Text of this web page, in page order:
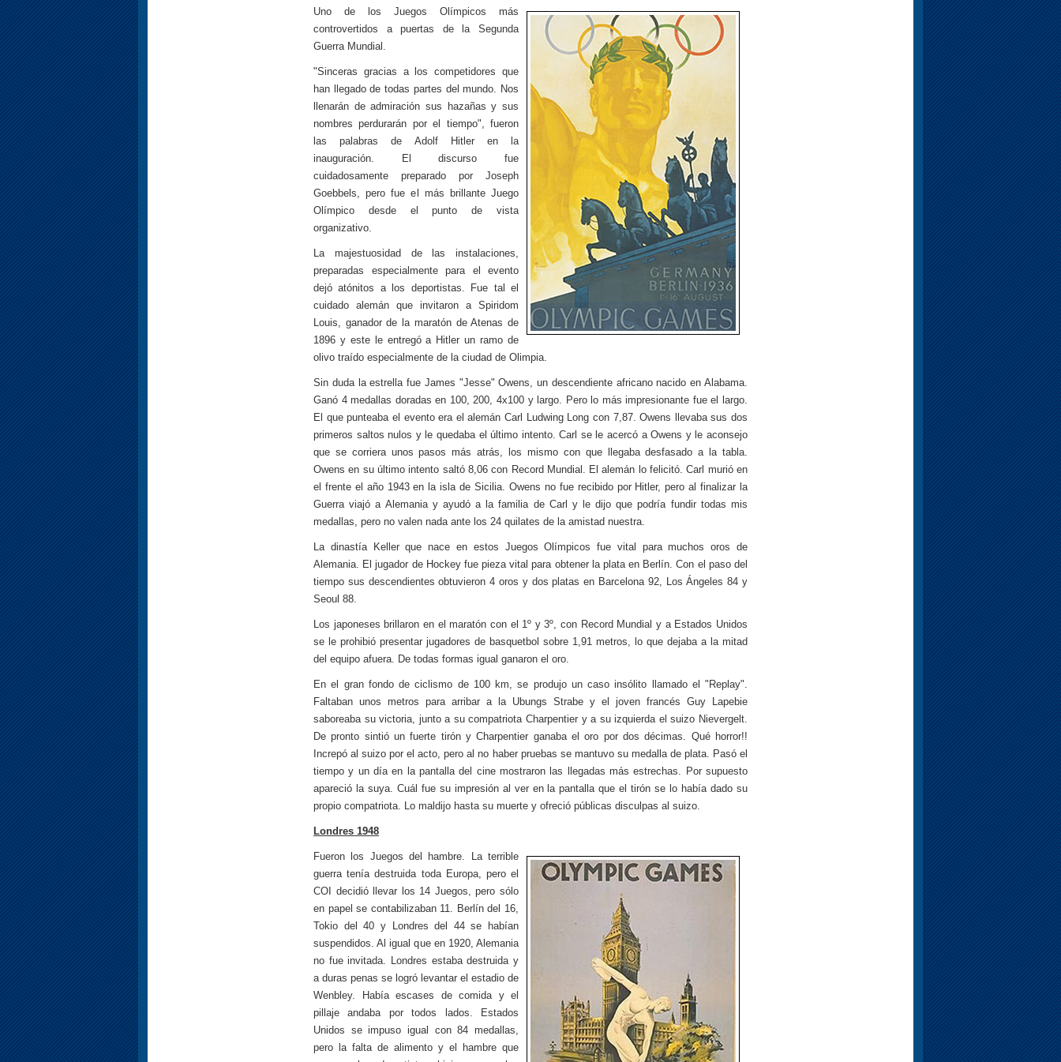
Uno de los Juegos Olímpicos más
controvertidos a puertas de la Segunda
Guerra Mundial.
"Sinceras gracias a los competidores que
han llegado de todas partes del mundo. Nos
llenarán de admiración sus hazañas y sus
nombres perdurarán por el tiempo", fueron
las palabras de Adolf Hitler en la
inauguración. El discurso fue
cuidadosamente preparado por Joseph
Goebbels, pero fue el más brillante Juego
Olímpico desde el punto de vista
organizativo.
La majestuosidad de las instalaciones,
preparadas especialmente para el evento
dejó atónitos a los deportistas. Fue tal el
cuidado alemán que invitaron a Spiridom
Louis, ganador de la maratón de Atenas de
1896 y este le entregó a Hitler un ramo de
olivo traído especialmente de la ciudad de Olimpia.
Sin duda la estrella fue James "Jesse" Owens, un descendiente africano nacido en Alabama.
Ganó 4 medallas doradas en 100, 200, 4x100 y largo. Pero lo más impresionante fue el largo.
El que punteaba el evento era el alemán Carl Ludwing Long con 7,87. Owens llevaba sus dos
primeros saltos nulos y le quedaba el último intento. Carl se le acercó a Owens y le aconsejo
que se corriera unos pasos más atrás, los mismo con que llegaba desfasado a la tabla.
Owens en su último intento saltó 8,06 con Record Mundial. El alemán lo felicitó. Carl murió en
el frente el año 1943 en la isla de Sicilia. Owens no fue recibido por Hitler, pero al finalizar la
Guerra viajó a Alemania y ayudó a la familia de Carl y le dijo que podría fundir todas mis
medallas, pero no valen nada ante los 24 quilates de la amistad nuestra.
La dinastía Keller que nace en estos Juegos Olímpicos fue vital para muchos oros de
Alemania. El jugador de Hockey fue pieza vital para obtener la plata en Berlín. Con el paso del
tiempo sus descendientes obtuvieron 4 oros y dos platas en Barcelona 92, Los Ángeles 84 y
Seoul 88.
Los japoneses brillaron en el maratón con el 1º y 3º, con Record Mundial y a Estados Unidos
se le prohibió presentar jugadores de basquetbol sobre 1,91 metros, lo que dejaba a la mitad
del equipo afuera. De todas formas igual ganaron el oro.
En el gran fondo de ciclismo de 100 km, se produjo un caso insólito llamado el "Replay".
Faltaban unos metros para arribar a la Ubungs Strabe y el joven francés Guy Lapebie
saboreaba su victoria, junto a su compatriota Charpentier y a su izquierda el suizo Nievergelt.
De pronto sintió un fuerte tirón y Charpentier ganaba el oro por dos décimas. Qué horror!!
Increpó al suizo por el acto, pero al no haber pruebas se mantuvo su medalla de plata. Pasó el
tiempo y un día en la pantalla del cine mostraron las llegadas más estrechas. Por supuesto
apareció la suya. Cuál fue su impresión al ver en la pantalla que el tirón se lo había dado su
propio compatriota. Lo maldijo hasta su muerte y ofreció públicas disculpas al suizo.
Londres 1948
Fueron los Juegos del hambre. La terrible
guerra tenía destruida toda Europa, pero el
COI decidió llevar los 14 Juegos, pero sólo
en papel se contabilizaban 11. Berlín del 16,
Tokio del 40 y Londres del 44 se habían
suspendidos. Al igual que en 1920, Alemania
no fue invitada. Londres estaba destruida y
a duras penas se logró levantar el estadio de
Wenbley. Había escases de comida y el
pillaje andaba por todos lados. Estados
Unidos se impuso igual con 84 medallas,
pero la falta de alimento y el hambre que